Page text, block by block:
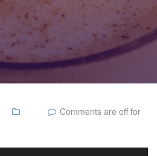
Comments are off for